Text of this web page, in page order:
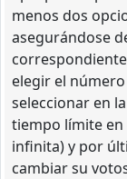
menos dos
asegurándose
elegir el
seleccionar en
tiempo límite en
infinita) y por
cambiar su